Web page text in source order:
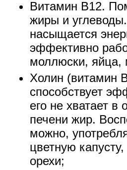
Витамин В12.
жиры и
насыщается
эффективно
моллюски, яйца,
Холин (витамин
способствует
его не хватает в
печени жир.
можно,
цветную
орехи;